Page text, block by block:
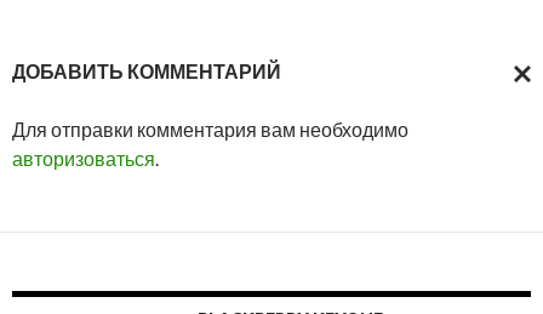
ДОБАВИТЬ КОММЕНТАРИЙ
Для отправки комментария вам необходимо
авторизоваться